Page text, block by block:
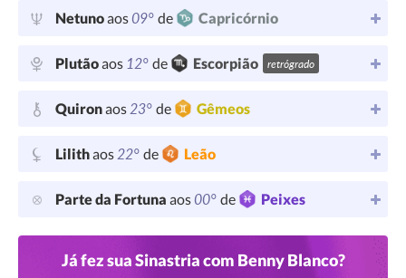
Netunoaos09° de Capricórnio
Plutãoaos 12° de Escorpião retrógrado
Quironaos23° de Gêmeos
Lilithaos22° de Leão
Parte da Fortuna aos00° de Peixes
Já fez sua Sinastria com Benny Blanco?